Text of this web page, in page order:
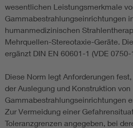
Elektrofachkraft (EFK)
wesentlichen Leistungsmerkmale
Gammabestrahlungseinrichtungen
humanmedizinischen
Mehrquellen-Stereotaxie-Geräte.
ergänzt DIN EN 60601-1 (VDE 0750-
Diese Norm legt Anforderungen
der Auslegung und Konstruktion von
Gammabestrahlungseinrichtungen
Zur Vermeidung einer
Toleranzgrenzen angegeben, bei